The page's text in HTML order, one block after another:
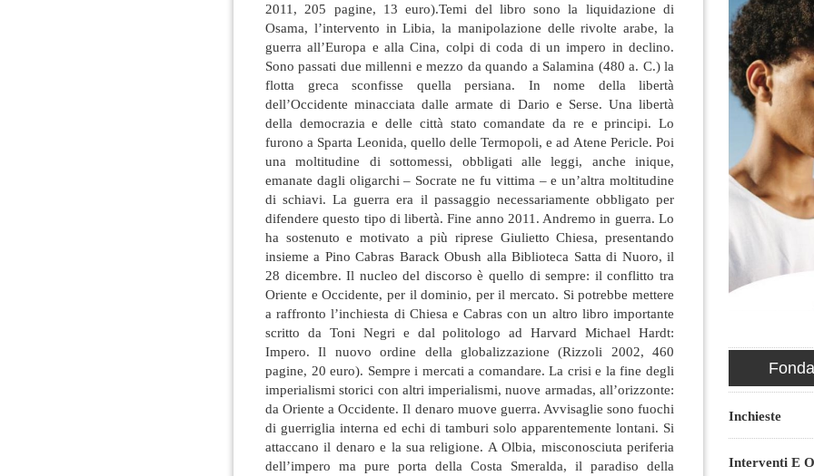
2011, 205 pagine, 13 euro).Temi del libro sono la liquidazione di
Osama, l’intervento in Libia, la manipolazione delle rivolte arabe, la
guerra all’Europa e alla Cina, colpi di coda di un impero in declino.
Sono passati due millenni e mezzo da quando a Salamina (480 a. C.) la
flotta greca sconfisse quella persiana. In nome della libertà
dell’Occidente minacciata dalle armate di Dario e Serse. Una libertà
della democrazia e delle città stato comandate da re e principi. Lo
furono a Sparta Leonida, quello delle Termopoli, e ad Atene Pericle. Poi
una moltitudine di sottomessi, obbligati alle leggi, anche inique,
emanate dagli oligarchi – Socrate ne fu vittima – e un’altra moltitudine
di schiavi. La guerra era il passaggio necessariamente obbligato per
difendere questo tipo di libertà. Fine anno 2011. Andremo in guerra. Lo
ha sostenuto e motivato a più riprese Giulietto Chiesa, presentando
insieme a Pino Cabras Barack Obush alla Biblioteca Satta di Nuoro, il
28 dicembre. Il nucleo del discorso è quello di sempre: il conflitto tra
Oriente e Occidente, per il dominio, per il mercato. Si potrebbe mettere
a raffronto l’inchiesta di Chiesa e Cabras con un altro libro importante
scritto da Toni Negri e dal politologo ad Harvard Michael Hardt:
Impero. Il nuovo ordine della globalizzazione (Rizzoli 2002, 460
pagine, 20 euro). Sempre i mercati a comandare. La crisi e la fine degli
imperialismi storici con altri imperialismi, nuove armadas, all’orizzonte:
da Oriente a Occidente. Il denaro muove guerra. Avvisaglie sono fuochi
di guerriglia interna ed echi di tamburi solo apparentemente lontani. Si
attaccano il denaro e la sua religione. A Olbia, misconosciuta periferia
dell’impero ma pure porta della Costa Smeralda, il paradiso della
Inchieste
Interventi E